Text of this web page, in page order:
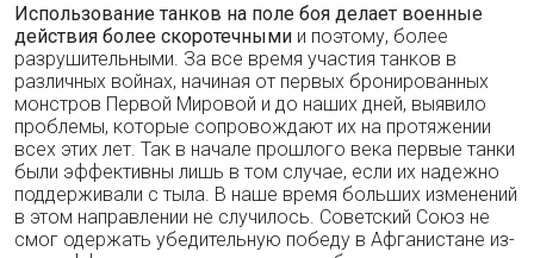
Использование танков на поле боя делает военные
действия более скоротечными и поэтому, более
разрушительными. За все время участия танков в
различных войнах, начиная от первых бронированных
монстров Первой Мировой и до наших дней, выявило
проблемы, которые сопровождают их на протяжении
всех этих лет. Так в начале прошлого века первые танки
были эффективны лишь в том случае, если их надежно
поддерживали с тыла. В наше время больших изменений
в этом направлении не случилось. Советский Союз не
смог одержать убедительную победу в Афганистане из-